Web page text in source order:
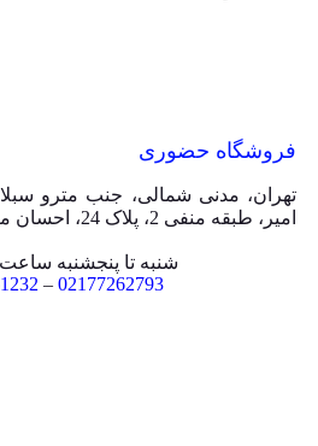
فروشگاه حضوری
تهران، مدنی شمالی، جنب مترو
امیر، طبقه منفی 2، پلاک 24، احسان مارکت
شنبه تا پنجشنبه ساعت 11 الی 20
02177262793
–